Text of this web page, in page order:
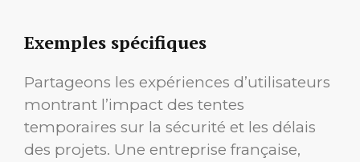
Exemples spécifiques
Partageons les expériences d’utilisateurs
montrant l’impact des tentes
temporaires sur la sécurité et les délais
des projets. Une entreprise française,